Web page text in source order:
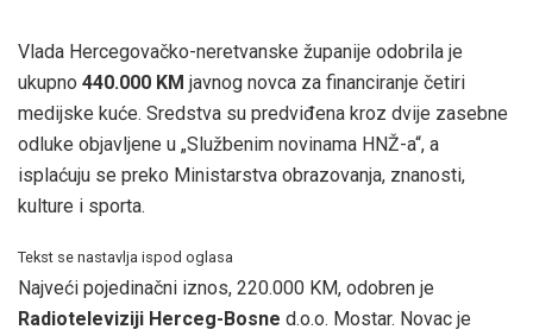
Vlada Hercegovačko-neretvanske županije odobrila je
ukupno 440.000 KM javnog novca za financiranje četiri
medijske kuće. Sredstva su predviđena kroz dvije zasebne
odluke objavljene u „Službenim novinama HNŽ-a“, a
isplaćuju se preko Ministarstva obrazovanja, znanosti,
kulture i sporta.
Tekst se nastavlja ispod oglasa
Najveći pojedinačni iznos, 220.000 KM, odobren je
Radioteleviziji Herceg-Bosne d.o.o. Mostar. Novac je